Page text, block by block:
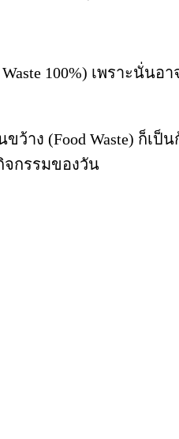
100%) เพราะนั่นอ
ง (Food Waste) ก็เป็
จกรรมของวัน